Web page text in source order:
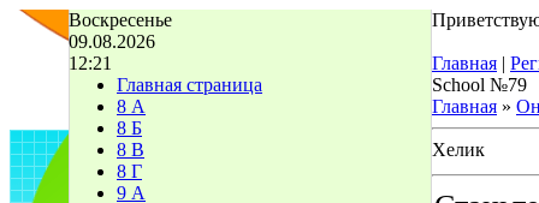
Воскресенье
09.08.2026
12:21
Главная страница
8 А
8 Б
8 В
8 Г
9 А
Главная |
School №79
Главная »
Хелик